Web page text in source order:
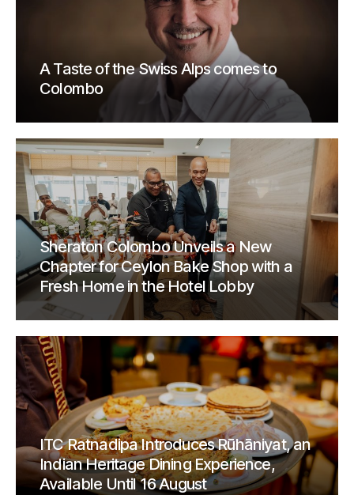
A Taste of the Swiss Alps comes to
Colombo
Sheraton Colombo Unveils a New
Chapter for Ceylon Bake Shop with a
Fresh Home in the Hotel Lobby
ITC Ratnadipa Introduces Rūhāniyat, an
Indian Heritage Dining Experience,
Available Until 16 August